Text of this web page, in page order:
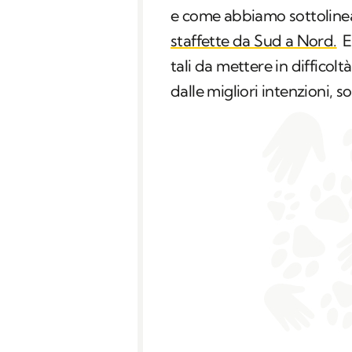
e come abbiamo
staffette da Sud a Nord.
tali da mettere in
dalle migliori intenzioni,